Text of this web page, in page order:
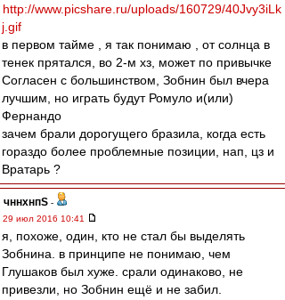
http://www.picshare.ru/uploads/160729/40Jvy3iLk
j.gif
в первом тайме , я так понимаю , от солнца в
тенек прятался, во 2-м хз, может по привычке
Согласен с большинством, Зобнин был вчера
лучшим, но играть будут Ромуло и(или)
Фернандо
зачем брали дорогущего бразила, когда есть
гораздо более проблемные позиции, нап, цз и
Вратарь ?
чннхнпS -
29 июл 2016 10:41
я, похоже, один, кто не стал бы выделять
Зобнина. в принципе не понимаю, чем
Глушаков был хуже. срали одинаково, не
привезли, но Зобнин ещё и не забил.